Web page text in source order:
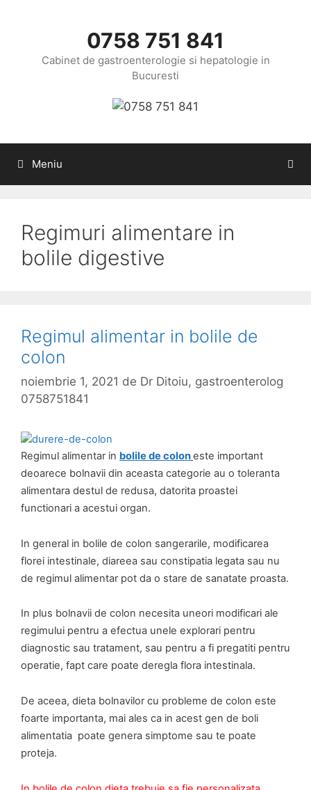
0758 751 841
Cabinet de gastroenterologie si hepatologie in
Bucuresti
Meniu
Regimuri alimentare in
bolile digestive
Regimul alimentar in bolile de
colon
noiembrie 1, 2021 de Dr Ditoiu, gastroenterolog
0758751841
Regimul alimentar in bolile de coloneste important
deoarece bolnavii din aceasta categorie au o toleranta
alimentara destul de redusa, datorita proastei
functionari a acestui organ.
In general in bolile de colon sangerarile, modificarea
florei intestinale, diareea sau constipatia legata sau nu
de regimul alimentar pot da o stare de sanatate proasta.
In plus bolnavii de colon necesita uneori modificari ale
regimului pentru a efectua unele explorari pentru
diagnostic sau tratament, sau pentru a fi pregatiti pentru
operatie, fapt care poate deregla flora intestinala.
De aceea, dieta bolnavilor cu probleme de colon este
foarte importanta, mai ales ca in acest gen de boli
alimentatia poate genera simptome sau te poate
proteja.